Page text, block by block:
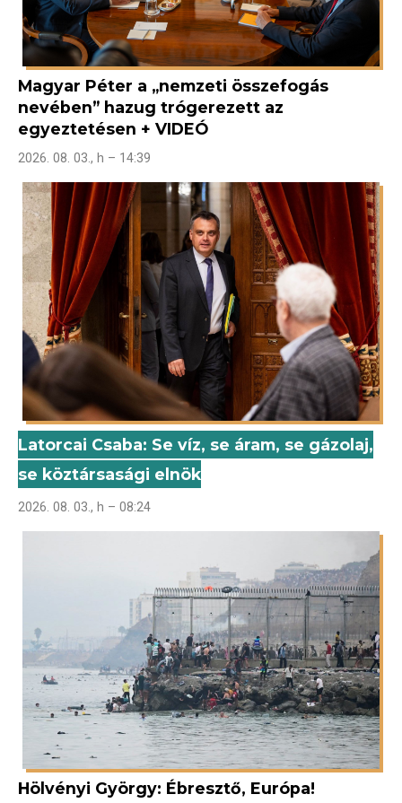
Magyar Péter a „nemzeti összefogás
nevében” hazug trógerezett az
egyeztetésen + VIDEÓ
2026. 08. 03., h – 14:39
Latorcai Csaba: Se víz, se áram, se gázolaj,
se köztársasági elnök
2026. 08. 03., h – 08:24
Hölvényi György: Ébresztő, Európa!